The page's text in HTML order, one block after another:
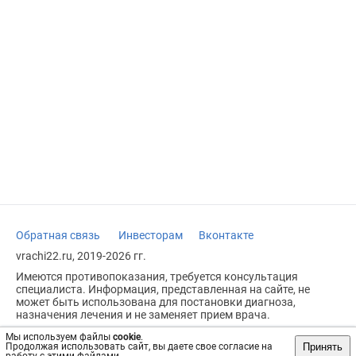
Мы используем файлы cookie.
Продолжая использовать сайт, вы даете свое согласие на
Принять
Обратная связь Инвесторам
Вконтакте
vrachi22.ru, 2019-2026 гг.
Имеются противопоказания, требуется консультация
специалиста. Информация, представленная на сайте, не
может быть использована для постановки диагноза,
назначения лечения и не заменяет прием врача.
Возрастное ограничение: 18+